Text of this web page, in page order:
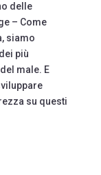
delle
– Come
siamo
più
male. E
su questi